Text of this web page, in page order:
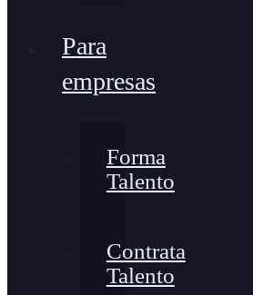
Para
empresas
Forma
Talento
Contrata
Talento